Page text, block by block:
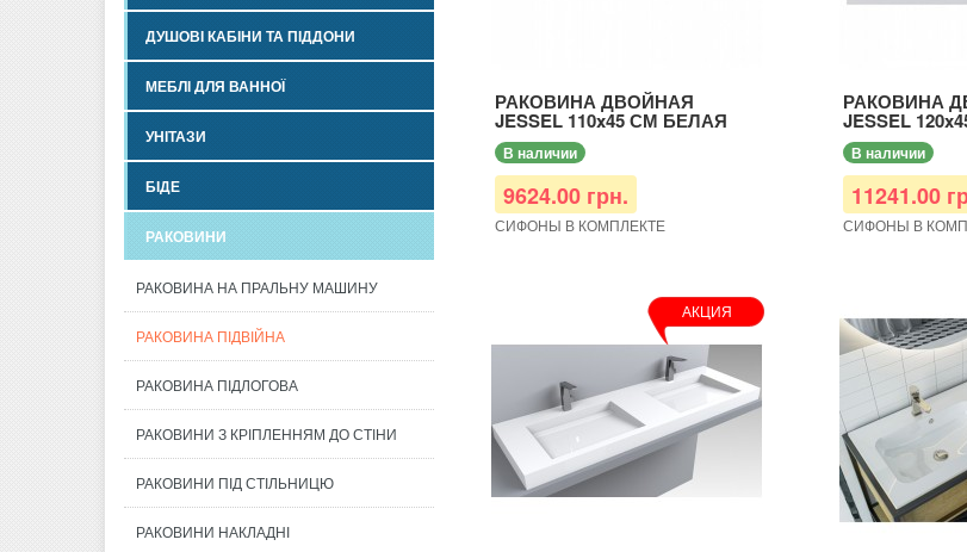
ДУШОВІ КАБІНИ ТА ПІДДОНИ
МЕБЛІ ДЛЯ ВАННОЇ
УНІТАЗИ
БІДЕ
РАКОВИНИ
РАКОВИНА НА ПРАЛЬНУ МАШИНУ
РАКОВИНА ПІДВІЙНА
РАКОВИНА ПІДЛОГОВА
РАКОВИНИ З КРІПЛЕННЯМ ДО СТІНИ
РАКОВИНИ ПІД СТІЛЬНИЦЮ
РАКОВИНИ НАКЛАДНІ
РАКОВИНА ДВОЙНАЯ
JESSEL 110x45 СМ БЕЛАЯ
В наличии
9624.00 грн.
СИФОНЫ В КОМПЛЕКТЕ
РАКОВИНА
JESSEL
В наличии
11241.00
СИФОНЫ В
АКЦИЯ